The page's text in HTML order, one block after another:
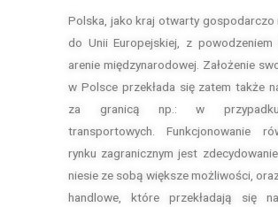
Polska, jako kraj otwarty gospodarczo
do Unii Europejskiej, z powodzeniem
arenie międzynarodowej. Założenie
w Polsce przekłada się zatem także
za granicą np.: w
transportowych. Funkcjonowanie
rynku zagranicznym jest
niesie ze sobą większe możliwości,
handlowe, które przekładają się